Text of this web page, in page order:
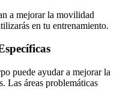
a mejorar la movilidad
en tu entrenamiento.
puede ayudar a mejorar la
Las áreas problemáticas